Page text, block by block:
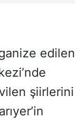
edilen
şiirlerini